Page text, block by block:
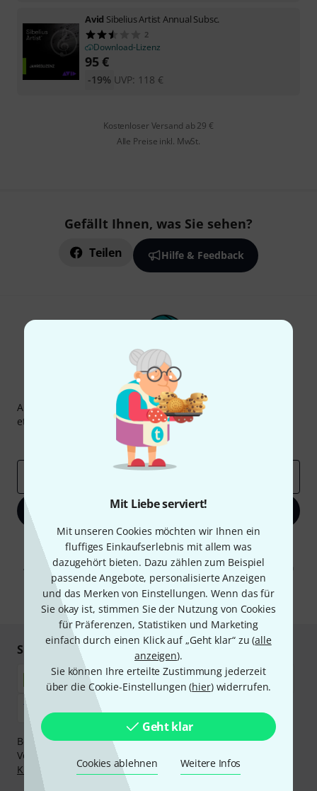
Mit Liebe serviert!
Mit unseren Cookies möchten wir Ihnen ein
fluffiges Einkaufserlebnis mit allem was
dazugehört bieten. Dazu zählen zum Beispiel
passende Angebote, personalisierte Anzeigen
und das Merken von Einstellungen. Wenn das für
Sie okay ist, stimmen Sie der Nutzung von Cookies
für Präferenzen, Statistiken und Marketing
einfach durch einen Klick auf „Geht klar“ zu (alle
anzeigen).
Sie können Ihre erteilte Zustimmung jederzeit
über die Cookie-Einstellungen (hier) widerrufen.
Geht klar
Cookies ablehnen Weitere Infos
Avid Sibelius Artist Annual Subsc.
2
Download-Lizenz
95€
UVP: 118 €
-19%
Kostenloser Versand ab 29 €
Alle Preise inkl. MwSt.
Gefällt Ihnen, was Sie sehen?
Teilen Hilfe & Feedback
Thomann Newsletter
Abonniere den Thomann Newsletter und gewinne mit
etwas Glück einen von50 Gutscheinen
Inspirierende Beiträge
Deals
Jetzt anmelden
Mit Klick auf „Jetzt anmelden“ stimmen Sie dem Erhalt von E-Mail-
Werbung und einer Messung des E-Mail-Nutzungsverhaltens zu. Die
Abmeldung ist jederzeit möglich. Weitere Informationen finden Sie in
unserenDatenschutzhinweisen.
* Pflichtfeld
Sicher einkaufen & bezahlen
Bezahlen Sie vertraulich und sicher per Nachnahme,
Vorkasse, PayPal, Amazon Pay,
Klarna Ratenzahlungoder Kreditkarte.